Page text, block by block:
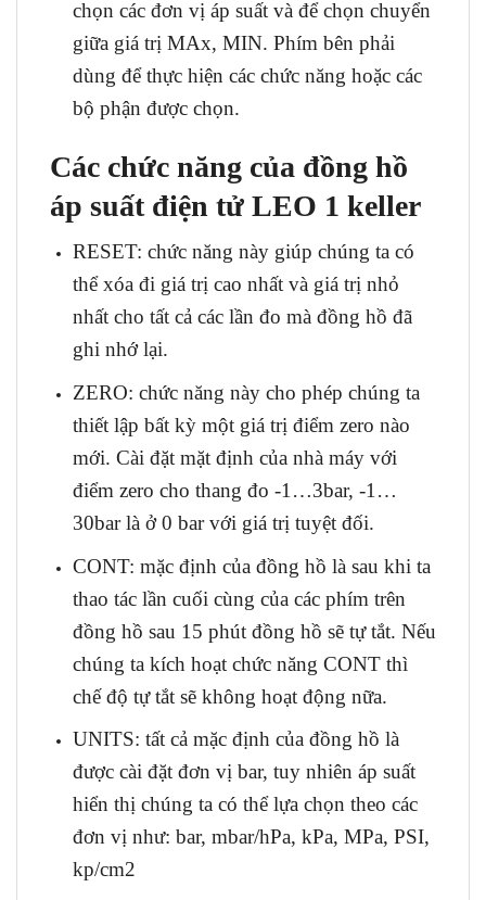
chọn các đơn vị áp suất và để chọn chuyển
giữa giá trị MAx, MIN. Phím bên phải
dùng để thực hiện các chức năng hoặc các
bộ phận được chọn.
Các chức năng của đồng hồ
áp suất điện tử LEO 1 keller
RESET: chức năng này giúp chúng ta có
thể xóa đi giá trị cao nhất và giá trị nhỏ
nhất cho tất cả các lần đo mà đồng hồ đã
ghi nhớ lại.
ZERO: chức năng này cho phép chúng ta
thiết lập bất kỳ một giá trị điểm zero nào
mới. Cài đặt mặt định của nhà máy với
điểm zero cho thang đo -1…3bar, -1…
30bar là ở 0 bar với giá trị tuyệt đối.
CONT: mặc định của đồng hồ là sau khi ta
thao tác lần cuối cùng của các phím trên
đồng hồ sau 15 phút đồng hồ sẽ tự tắt. Nếu
chúng ta kích hoạt chức năng CONT thì
chế độ tự tắt sẽ không hoạt động nữa.
UNITS: tất cả mặc định của đồng hồ là
được cài đặt đơn vị bar, tuy nhiên áp suất
hiển thị chúng ta có thể lựa chọn theo các
đơn vị như: bar, mbar/hPa, kPa, MPa, PSI,
kp/cm2